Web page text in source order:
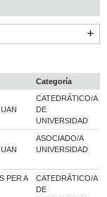
Categoría
CATEDRÁTICO/A
DE
UNIVERSIDAD
ASOCIADO/A
UNIVERSIDAD
PER A
CATEDRÁTICO/A
DE